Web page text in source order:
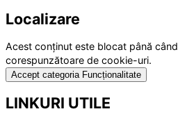
Localizare
Acest conținut este blocat până
corespunzătoare de cookie-uri.
Accept categoria Funcționalitate
LINKURI UTILE